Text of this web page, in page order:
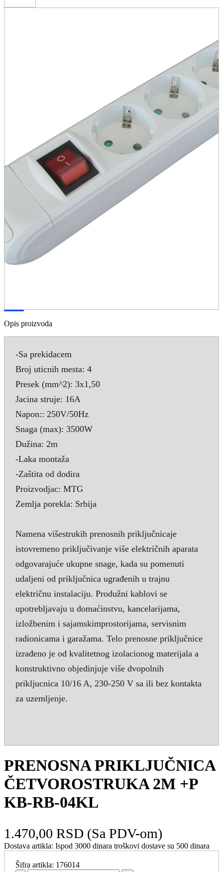
Opis proizvoda
-Sa prekidacem
Broj uticnih mesta: 4
Presek (mm^2): 3x1,50
Jacina struje: 16A
Napon:: 250V/50Hz
Snaga (max): 3500W
Dužina: 2m
-Laka montaža
-Zaštita od dodira
Proizvodjac: MTG
Zemlja porekla: Srbija
Namena višestrukih prenosnih priključnicaje
istovremeno priključivanje više električnih aparata
odgovarajuće ukupne snage, kada su pomenuti
udaljeni od priključnica ugrađenih u trajnu
električnu instalaciju. Produžni kablovi se
upotrebljavaju u domaćinstvu, kancelarijama,
izložbenim i sajamskimprostorijama, servisnim
radionicama i garažama. Telo prenosne priključnice
izrađeno je od kvalitetnog izolacionog materijala a
konstruktivno objedinjuje više dvopolnih
prikljucnica 10/16 A, 230-250 V sa ili bez kontakta
za uzemljenje.
PRENOSNA PRIKLJUČNICA
ČETVOROSTRUKA 2M +P
KB-RB-04KL
1.470,00 RSD (Sa PDV-om)
Dostava artikla: Ispod 3000 dinara troškovi dostave su 500 dinara
Šifra artikla: 176014